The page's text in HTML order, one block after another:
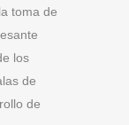
toma de
los
de
de